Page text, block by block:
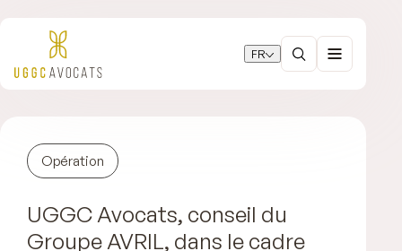
FR
Opération
UGGC Avocats, conseil du
Groupe AVRIL, dans le cadre